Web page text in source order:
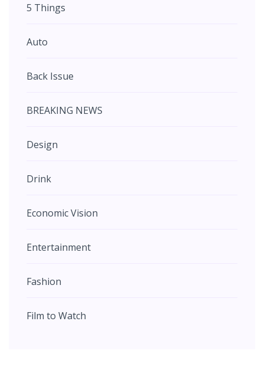
5 Things
Auto
Back Issue
BREAKING NEWS
Design
Drink
Economic Vision
Entertainment
Fashion
Film to Watch